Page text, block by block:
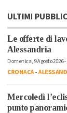
ULTIMI
Le offerte di
Alessandria
Domenica, 9 Agosto 2026 -
CRONACA-
Mercoledì
punto